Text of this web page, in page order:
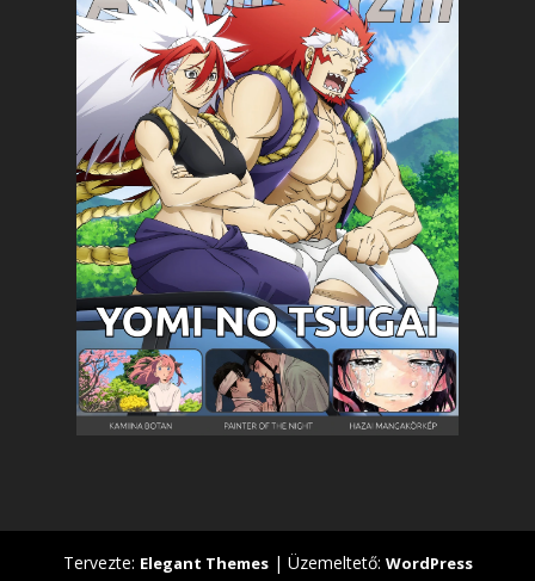
Tervezte: Elegant Themes| Üzemeltető: WordPress